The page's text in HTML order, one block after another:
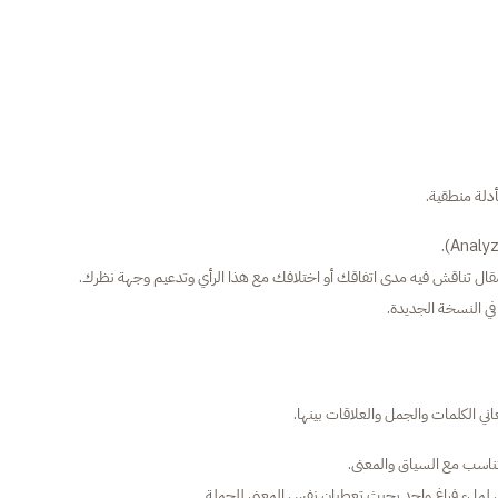
منطقية.
تناقش فيه مدى اتفاقك أو اختلافك مع هذا الرأي وتدعيم وجهة نظرك.
والجمل والعلاقات بينها.